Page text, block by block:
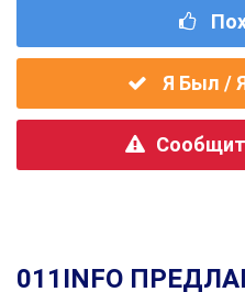
Я Был /
011INFO